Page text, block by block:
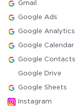
Gmail
Google Ads
Google Analytics
Google Calendar
Google Contacts
Google Drive
Google Sheets
Instagram